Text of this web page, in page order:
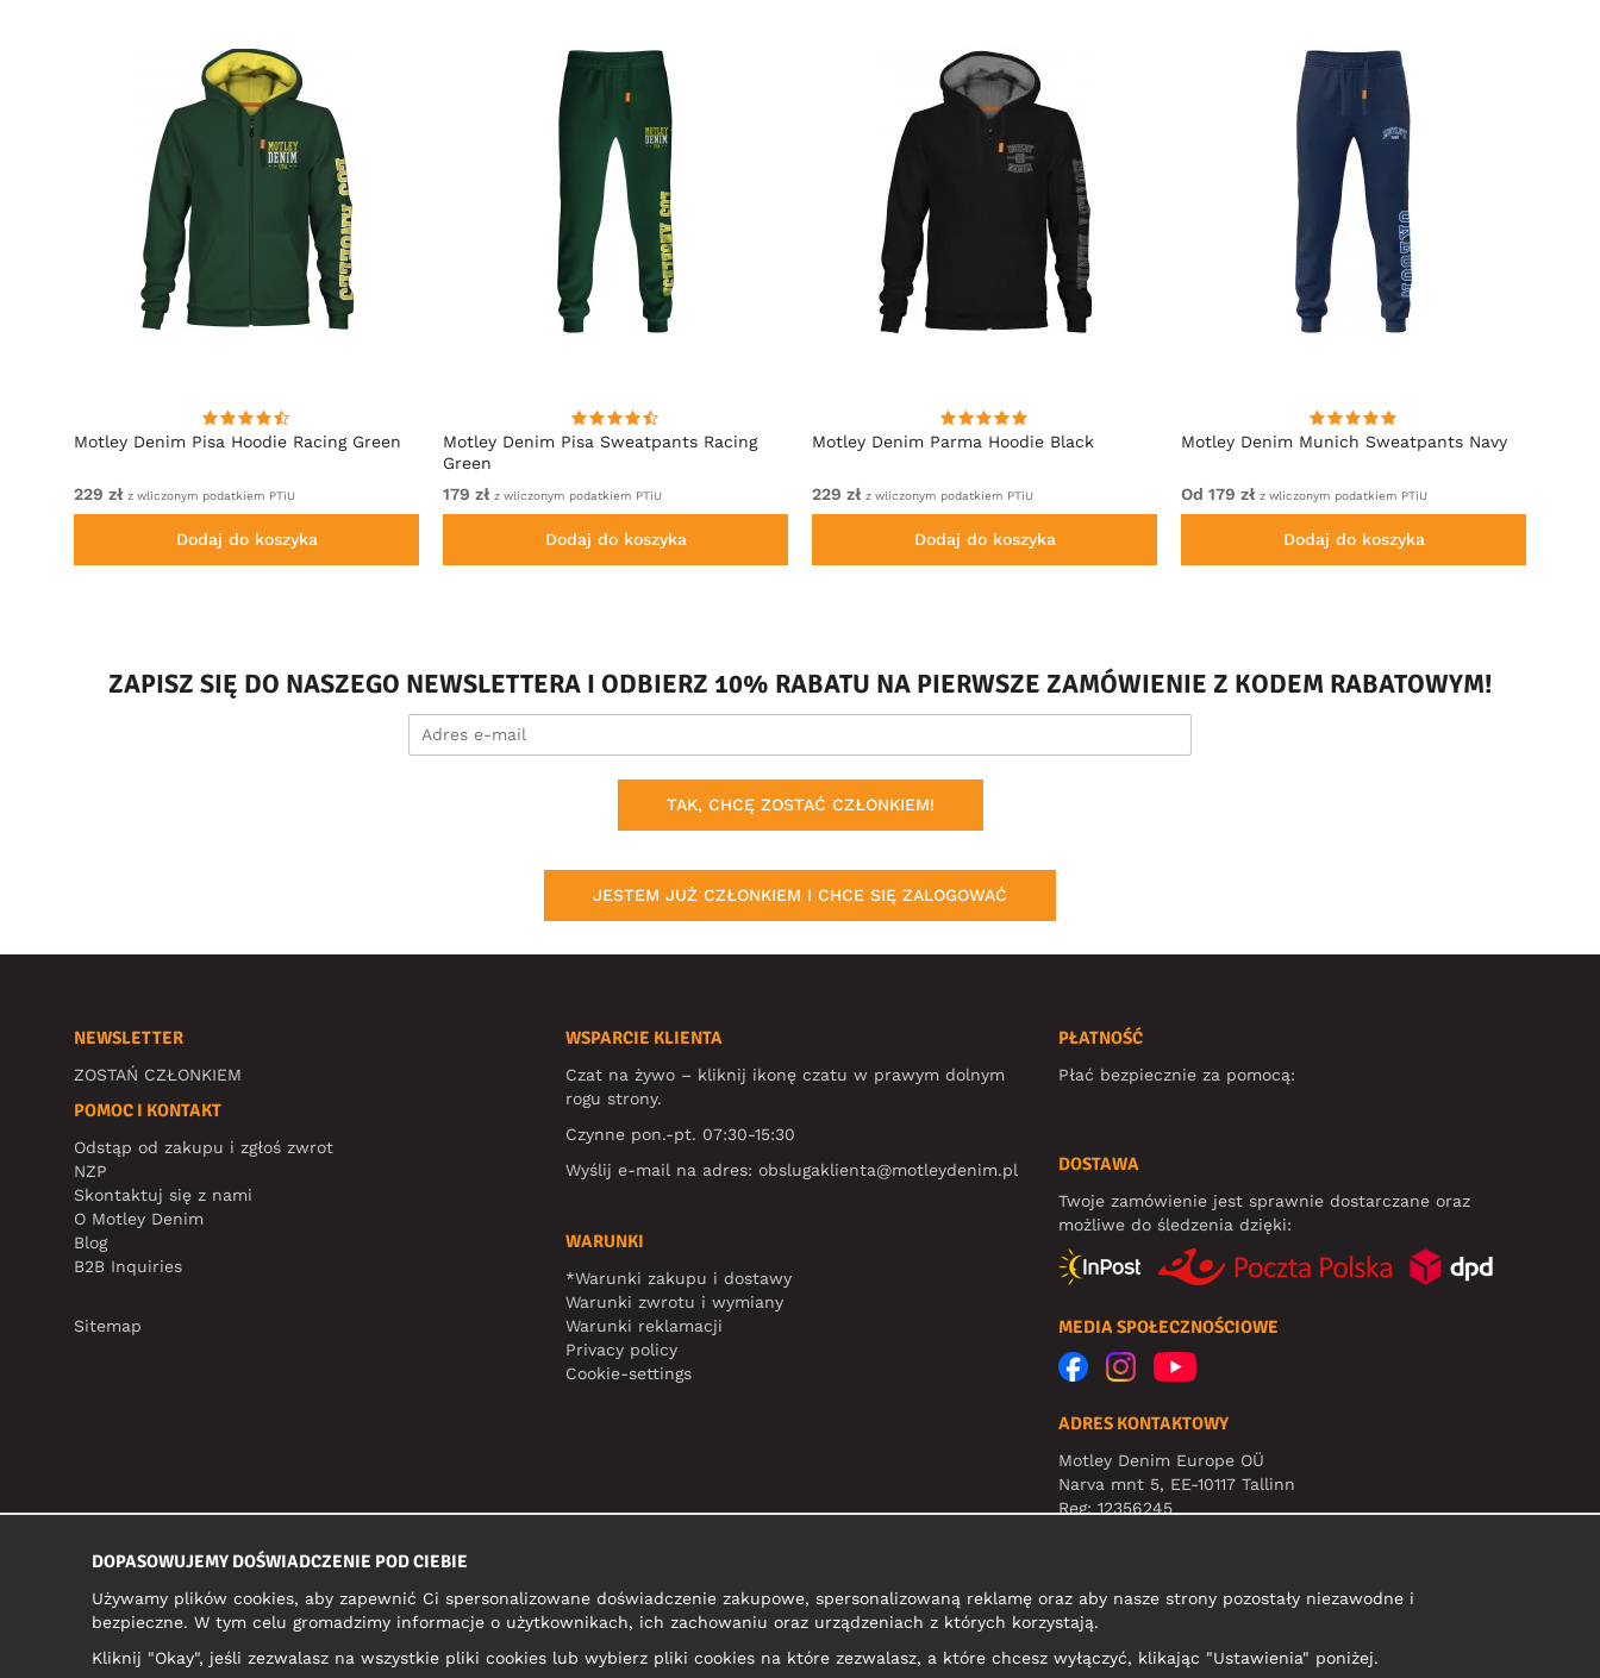
Motley Denim Pisa Hoodie Racing Green
229 zł z wliczonym podatkiem PTiU
Dodaj do koszyka
Motley Denim Pisa Sweatpants Racing
Green
179 zł z wliczonym podatkiem PTiU
Dodaj do koszyka
Motley Denim Parma Hoodie Black
229 zł z wliczonym podatkiem PTiU
Dodaj do koszyka
Motley Denim Munich Sweatpants Navy
Od 179 zł z wliczonym podatkiem PTiU
Dodaj do koszyka
ZAPISZ SIĘ DO NASZEGO NEWSLETTERA I ODBIERZ 10% RABATU NA PIERWSZE ZAMÓWIENIE Z KODEM RABATOWYM!
TAK, CHCĘ ZOSTAĆ CZŁONKIEM!
JESTEM JUŻ CZŁONKIEM I CHCE SIĘ ZALOGOWAĆ
NEWSLETTER
ZOSTAŃ CZŁONKIEM
POMOC I KONTAKT
Odstąp od zakupu i zgłoś zwrot
NZP
Skontaktuj się z nami
O Motley Denim
Blog
B2B Inquiries
Sitemap
WSPARCIE KLIENTA
Czat na żywo – kliknij ikonę czatu w prawym dolnym
rogu strony.
Czynne pon.-pt. 07:30-15:30
Wyślij e-mail na adres:obslugaklienta@motleydenim.pl
WARUNKI
*Warunki zakupu i dostawy
Warunki zwrotu i wymiany
Warunki reklamacji
Privacy policy
Cookie-settings
PŁATNOŚĆ
Płać bezpiecznie za pomocą:
DOSTAWA
Twoje zamówienie jest sprawnie dostarczane oraz
możliwe do śledzenia dzięki:
MEDIA SPOŁECZNOŚCIOWE
ADRES KONTAKTOWY
Motley Denim Europe OÜ
Narva mnt 5, EE-10117 Tallinn
Reg: 12356245
DOPASOWUJEMY DOŚWIADCZENIE POD CIEBIE
Używamy plików cookies, aby zapewnić Ci spersonalizowane doświadczenie zakupowe, spersonalizowaną reklamę oraz aby nasze strony pozostały niezawodne i
bezpieczne. W tym celu gromadzimy informacje o użytkownikach, ich zachowaniu oraz urządzeniach z których korzystają.
Kliknij "Okay", jeśli zezwalasz na wszystkie pliki cookies lub wybierz pliki cookies na które zezwalasz, a które chcesz wyłączyć, klikając "Ustawienia" poniżej.